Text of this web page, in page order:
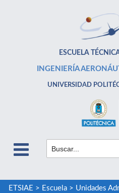
ESCUELA
INGENIERÍA
UNIVERSIDAD
ETSIAE > Escuela> Unidades